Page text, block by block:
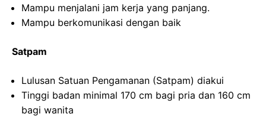
Mampu menjalani jam kerja yang panjang.
Mampu berkomunikasi dengan baik
Satpam
Lulusan Satuan Pengamanan (Satpam) diakui
Tinggi badan minimal 170 cm bagi pria dan 160 cm
bagi wanita